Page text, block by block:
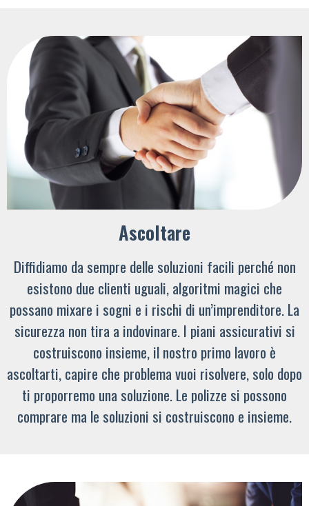
Ascoltare
Diffidiamo da sempre delle soluzioni facili perché non
esistono due clienti uguali, algoritmi magici che
possano mixare i sogni e i rischi di un’imprenditore. La
sicurezza non tira a indovinare. I piani assicurativi si
costruiscono insieme, il nostro primo lavoro è
ascoltarti, capire che problema vuoi risolvere, solo dopo
ti proporremo una soluzione. Le polizze si possono
comprare ma le soluzioni si costruiscono e insieme.